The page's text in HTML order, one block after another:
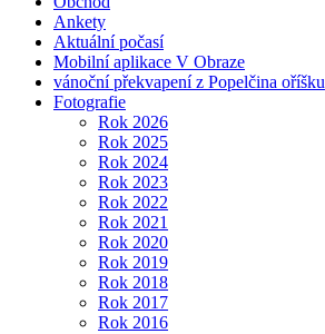
Ankety
Aktuální počasí
Mobilní aplikace V Obraze
vánoční překvapení z Popelčina oříšku
Fotografie
Rok 2026
Rok 2025
Rok 2024
Rok 2023
Rok 2022
Rok 2021
Rok 2020
Rok 2019
Rok 2018
Rok 2017
Rok 2016